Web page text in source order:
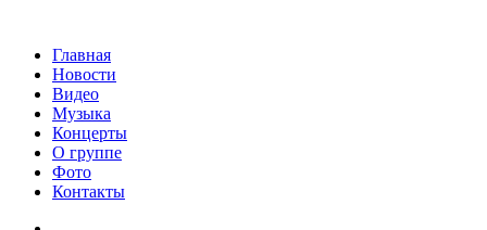
Главная
Новости
Видео
Музыка
Концерты
О группе
Фото
Контакты